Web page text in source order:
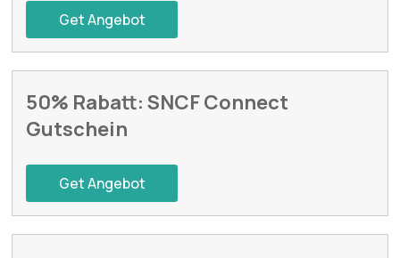
Get Angebot
50% Rabatt: SNCF Connect
Gutschein
Get Angebot